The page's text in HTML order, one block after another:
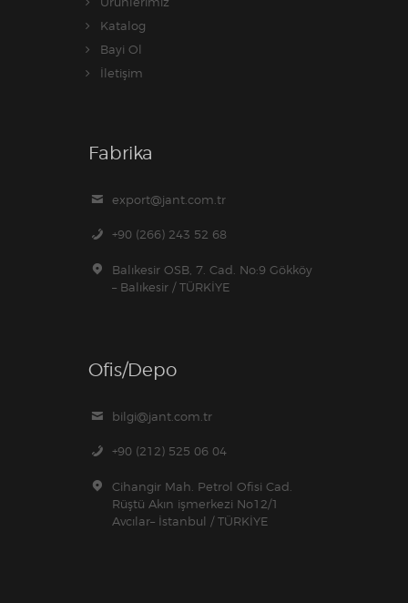
Katalog
Bayi Ol
İletişim
Fabrika
export@jant.com.tr
+90 (266) 243 52 68
Balıkesir OSB, 7. Cad. No:9 Gökköy
– Balıkesir / TÜRKİYE
Ofis/Depo
bilgi@jant.com.tr
+90 (212) 525 06 04
Cihangir Mah. Petrol Ofisi Cad.
Rüştü Akın işmerkezi No12/1
Avcılar– İstanbul / TÜRKİYE